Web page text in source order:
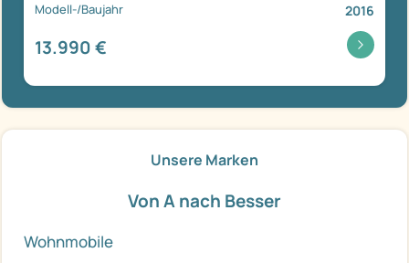
Modell-/Baujahr 2016
13.990 €
Unsere Marken
Von A nach Besser
Wohnmobile